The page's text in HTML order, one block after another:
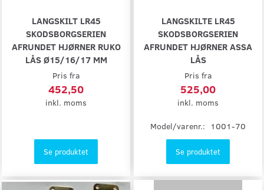
LANGSKILT LR45
SKODSBORGSERIEN
AFRUNDET HJØRNER RUKO
LÅS Ø15/16/17 MM
Pris fra
452,50
inkl. moms
Se produktet
LANGSKILTE LR45
SKODSBORGSERIEN
AFRUNDET HJØRNER ASSA
LÅS
Pris fra
525,00
inkl. moms
Model/varenr.: 1001-70
Se produktet